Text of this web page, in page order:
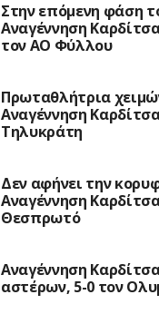
Στην επόμενη φάση
Αναγέννηση
τον ΑΟ Φύλλου
Πρωταθλήτρια
Αναγέννηση
Τηλυκράτη
Δεν αφήνει την
Αναγέννηση
Θεσπρωτό
Αναγέννηση
αστέρων, 5-0 τον